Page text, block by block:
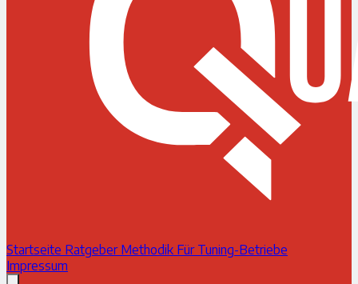
Startseite Ratgeber Methodik Für Tuning-Betriebe
Impressum